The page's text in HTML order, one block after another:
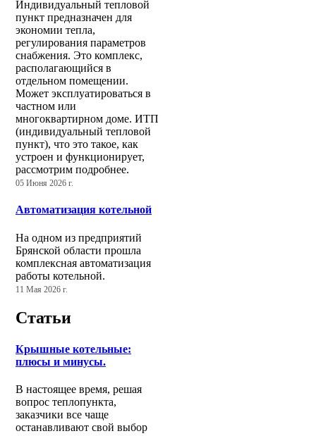
Индивидуальный тепловой
пункт предназначен для
экономии тепла,
регулирования параметров
снабжения. Это комплекс,
располагающийся в
отдельном помещении.
Может эксплуатироваться в
частном или
многоквартирном доме. ИТП
(индивидуальный тепловой
пункт), что это такое, как
устроен и функционирует,
рассмотрим подробнее.
05 Июня 2026 г.
Автоматизация котельной
На одном из предприятий
Брянской области прошла
комплексная автоматизация
работы котельной.
11 Мая 2026 г.
Статьи
Крышные котельные:
плюсы и минусы.
В настоящее время, решая
вопрос теплопункта,
заказчики все чаще
останавливают свой выбор